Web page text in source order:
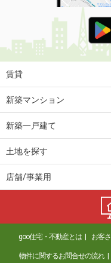
賃貸
新築マンション
新築一戸建て
土地を探す
店舗/事業用
goo住宅・不動産とは お客
物件に関するお問合せの流れ